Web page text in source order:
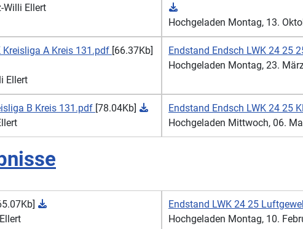
Willi Ellert
Hochgeladen Montag, 13.
Kreisliga A Kreis 131.pdf [66.37Kb]
Ellert
Endstand Endsch LWK 24 25
Hochgeladen Montag, 23.
B Kreis 131.pdf [78.04Kb]
Endstand Endsch LWK 24 25
Hochgeladen Mittwoch, 06.
Endstand LWK 24 25
Hochgeladen Montag, 10.